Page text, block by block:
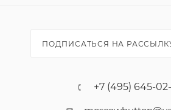
ПОДПИСАТЬСЯ НА
+7 (495) 645-